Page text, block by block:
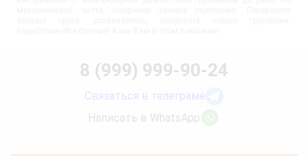
8 (999) 999-90-24
Связаться в телеграме
Написать в WhatsApp